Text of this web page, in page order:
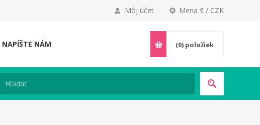
Mena € / CZK
Môj účet
NAPÍŠTE NÁM (0) položiek